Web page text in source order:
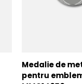
Medalie de
pentru